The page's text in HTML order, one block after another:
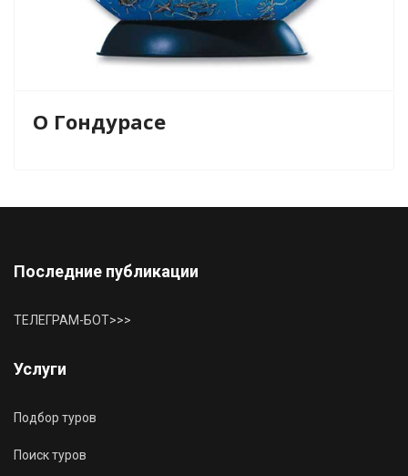
О Гондурасе
Последние публикации
ТЕЛЕГРАМ-БОТ>>>
Услуги
Подбор туров
Поиск туров